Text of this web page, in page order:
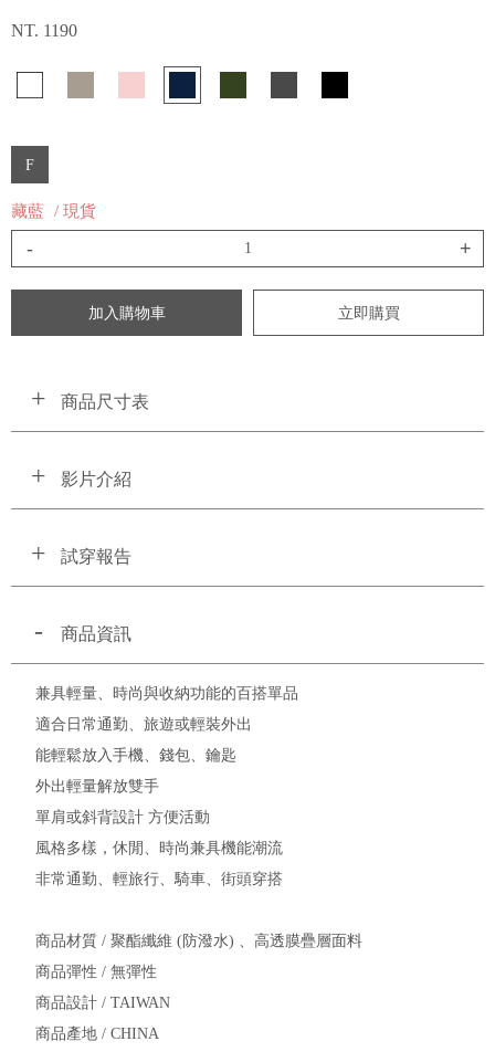
NT. 1190
F
藏藍 / 現貨
- +
加入購物車 立即購買
商品尺寸表
影片介紹
試穿報告
商品資訊
兼具輕量、時尚與收納功能的百搭單品
適合日常通勤、旅遊或輕裝外出
能輕鬆放入手機、錢包、鑰匙
外出輕量解放雙手
單肩或斜背設計 方便活動
風格多樣，休閒、時尚兼具機能潮流
非常通勤、輕旅行、騎車、街頭穿搭
商品材質 / 聚酯纖維 (防潑水) 、高透膜疊層面料
商品彈性 / 無彈性
商品設計 / TAIWAN
商品產地 / CHINA